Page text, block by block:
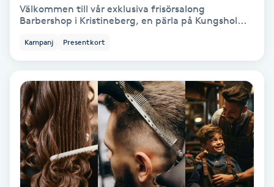
Koppningsmassage
Kosmetisk tatuering
Kroppsinpackning
Kroppspeeling
Käkledsbehandling
Välkommen till vår exklusiva frisörsalong
Barbershop i Kristineberg, en pärla på Kungshol...
Kampanj Presentkort